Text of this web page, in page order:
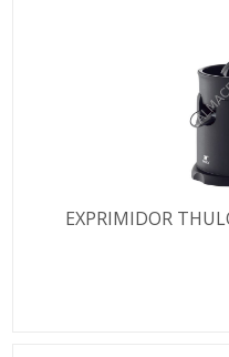
EXPRIMIDOR